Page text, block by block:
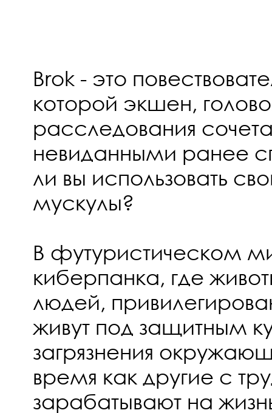
Brok - это
которой экшен,
расследования
невиданными ранее
ли вы использовать
мускулы?
В футуристическом
киберпанка, где
людей,
живут под защитным
загрязнения
время как другие с
зарабатывают на